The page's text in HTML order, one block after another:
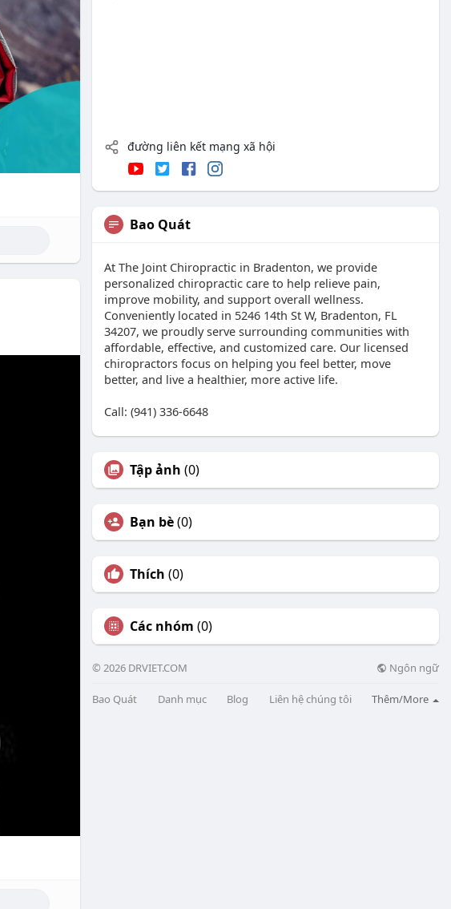
đường liên kết mạng xã hội
Bao Quát
At The Joint Chiropractic in Bradenton, we provide
personalized chiropractic care to help relieve pain,
improve mobility, and support overall wellness.
Conveniently located in 5246 14th St W, Bradenton, FL
34207, we proudly serve surrounding communities with
affordable, effective, and customized care. Our licensed
chiropractors focus on helping you feel better, move
better, and live a healthier, more active life.
Call: (941) 336-6648
Tập ảnh (0)
Bạn bè(0)
Thích (0)
Các nhóm (0)
© 2026 DRVIET.COM Ngôn ngữ
Bao Quát Danh mục Blog Liên hệ chúng tôi Thêm/More